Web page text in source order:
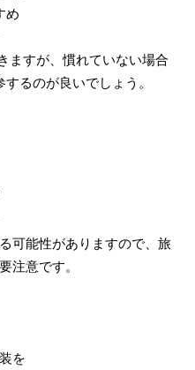
め
ますが、慣れていない場合
るのが良いでしょう。
可能性がありますので、旅
注意です。
を